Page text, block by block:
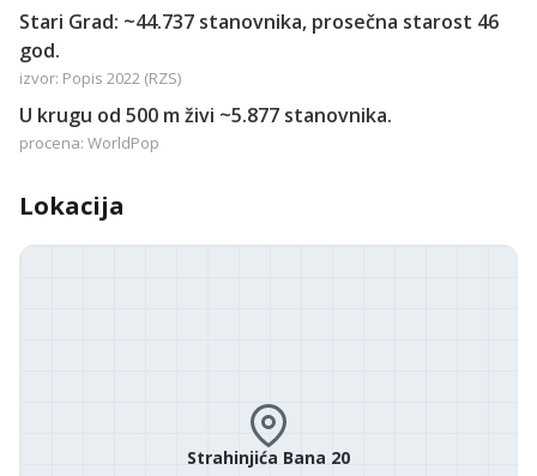
Stari Grad: ~44.737 stanovnika, prosečna starost 46
god.
izvor: Popis 2022 (RZS)
U krugu od 500 m živi ~5.877 stanovnika.
procena: WorldPop
Lokacija
Strahinjića Bana 20